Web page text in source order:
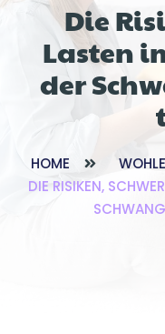
Die
Lasten
der
HOME
DIE RISIKEN,